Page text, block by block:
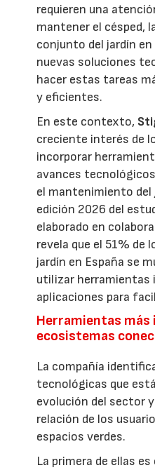
requieren una
mantener el césped,
conjunto del jardín
nuevas soluciones
hacer estas tareas
y eficientes.
En este contexto,
creciente interés de
incorporar
avances
el mantenimiento del
edición 2026 del
elaborado en
revela que el 51% de
jardín en España se
utilizar herramientas
aplicaciones para
Herramientas
ecosistemas
La compañía
tecnológicas que
evolución del sector
relación de los
espacios verdes.
La primera de ellas